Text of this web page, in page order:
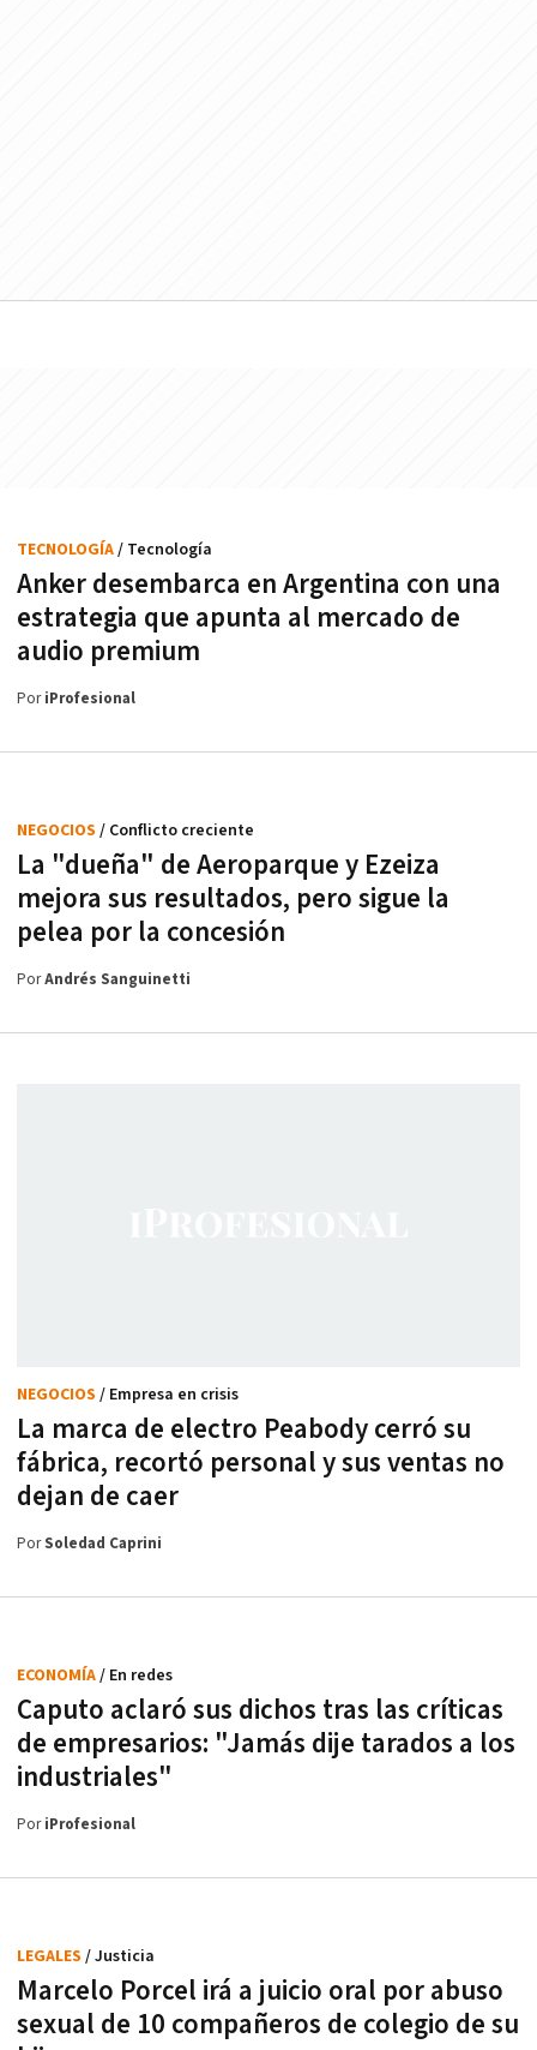
Anker desembarca en Argentina con una
estrategia que apunta al mercado de
audio premium
TECNOLOGÍA/ Tecnología
PoriProfesional
La "dueña" de Aeroparque y Ezeiza
mejora sus resultados, pero sigue la
pelea por la concesión
NEGOCIOS / Conflicto creciente
PorAndrés Sanguinetti
La marca de electro Peabody cerró su
fábrica, recortó personal y sus ventas no
dejan de caer
NEGOCIOS / Empresa en crisis
PorSoledad Caprini
Caputo aclaró sus dichos tras las críticas
de empresarios: "Jamás dije tarados a los
industriales"
ECONOMÍA/ En redes
PoriProfesional
Marcelo Porcel irá a juicio oral por abuso
sexual de 10 compañeros de colegio de su
LEGALES / Justicia